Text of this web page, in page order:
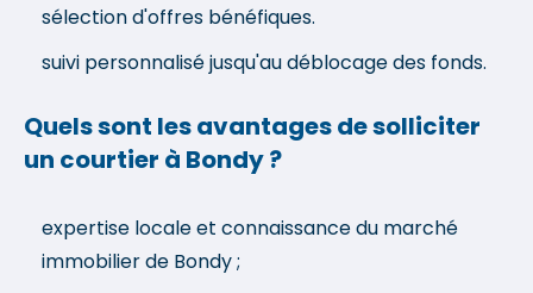
sélection d'offres bénéfiques.
suivi personnalisé jusqu'au déblocage des fonds.
Quels sont les avantages de solliciter
un courtier à Bondy ?
expertise locale et connaissance du marché
immobilier de Bondy ;